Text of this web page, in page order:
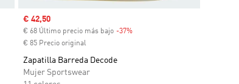
Precio de venta
€ 42,50
€ 68 Último precio más bajo -37%Descuento
€ 85 Precio original
Zapatilla Barreda Decode
Mujer Sportswear